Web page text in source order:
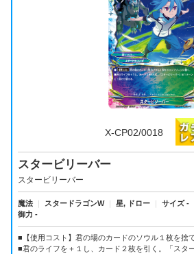
X-CP02/0018
スタービリーバー
スタービリーバー
魔法 スタードラゴンW 星, ドロー サイズ -
御力 -
■【使用コスト】君の場のカードのソウル１枚を捨て
■君のライフを＋１し、カード２枚を引く。「スタ